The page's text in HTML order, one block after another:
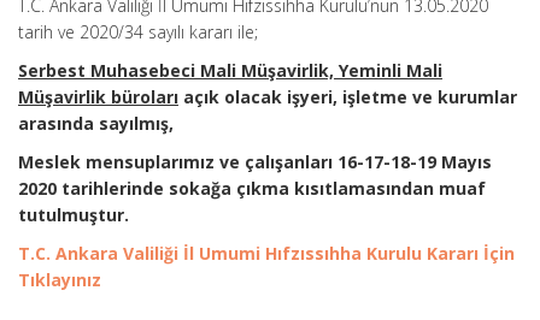
T.C. Ankara Valiliği İl Umumi Hıfzıssıhha Kurulu’nun 13.05.2020
tarih ve 2020/34 sayılı kararı ile;
Serbest Muhasebeci Mali Müşavirlik, Yeminli Mali
Müşavirlik büroları açık olacak işyeri, işletme ve kurumlar
arasında sayılmış,
Meslek mensuplarımız ve çalışanları 16-17-18-19 Mayıs
2020 tarihlerinde sokağa çıkma kısıtlamasından muaf
tutulmuştur.
T.C. Ankara Valiliği İl Umumi Hıfzıssıhha Kurulu Kararı İçin
Tıklayınız